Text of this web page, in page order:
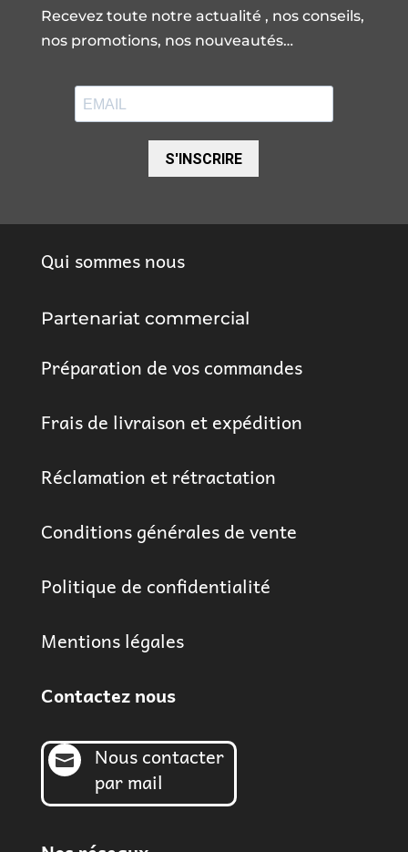
Recevez toute notre actualité , nos conseils,
nos promotions, nos nouveautés…
S'INSCRIRE
Qui sommes nous
Partenariat commercial
Préparation de vos commandes
Frais de livraison et expédition
Réclamation et rétractation
Conditions générales de vente
Politique de confidentialité
Mentions légales
Contactez nous

Nous contacter
par mail